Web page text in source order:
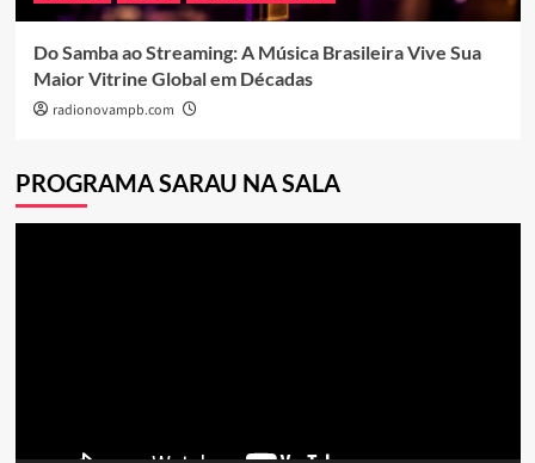
Do Samba ao Streaming: A Música Brasileira Vive Sua
Maior Vitrine Global em Décadas
radionovampb.com
PROGRAMA SARAU NA SALA